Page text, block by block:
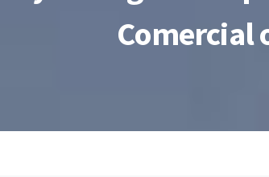
Comercial